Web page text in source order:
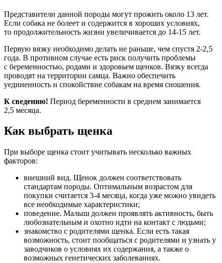
Представители данной породы могут прожить около 13 лет.
Если собака не болеет и содержится в хороших условиях,
то продолжительность жизни увеличивается до 14-15 лет.
Первую вязку необходимо делать не раньше, чем спустя 2-2,5
года. В противном случае есть риск получить проблемы
с беременностью, родами и здоровьем щенков. Вязку всегда
проводят на территории самца. Важно обеспечить
уединенность и спокойствие собакам на время сношения.
К сведению! Период беременности в среднем занимается
2,5 месяца.
Как выбрать щенка
При выборе щенка стоит учитывать несколько важных
факторов:
внешний вид. Щенок должен соответствовать
стандартам породы. Оптимальным возрастом для
покупки считается 3-4 месяца, когда уже можно увидеть
все необходимые характеристики;
поведение. Малыш должен проявлять активность, быть
любознательным и охотно идти на контакт с людьми;
знакомство с родителями щенка. Если есть такая
возможность, стоит пообщаться с родителями и узнать у
заводчиков о условиях их содержания, а также о
возможных генетических заболеваниях.